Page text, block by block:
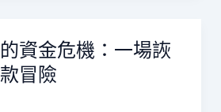
資金危機：一場詼
冒險